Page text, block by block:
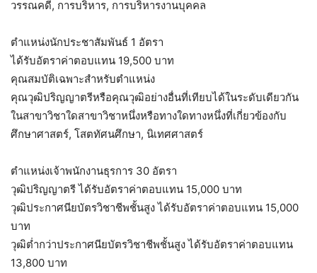
วรรณคดี, การบริหาร, การบริหารงานบุคคล
ตำแหน่งนักประชาสัมพันธ์ 1 อัตรา
ได้รับอัตราค่าตอบแทน 19,500 บาท
คุณสมบัติเฉพาะสำหรับตำแหน่ง
คุณวุฒิปริญญาตรีหรือคุณวุฒิอย่างอื่นที่เทียบได้ในระดับเดียวกัน
ในสาขาวิชาใดสาขาวิชาหนึ่งหรือทางใดทางหนึ่งที่เกี่ยวข้องกับ
ศึกษาศาสตร์, โสตทัศนศึกษา, นิเทศศาสตร์
ตำแหน่งเจ้าพนักงานธุรการ 30 อัตรา
วุฒิปริญญาตรี ได้รับอัตราค่าตอบแทน 15,000 บาท
วุฒิประกาศนียบัตรวิชาชีพชั้นสูง ได้รับอัตราค่าตอบแทน 15,000
บาท
วุฒิต่ำกว่าประกาศนียบัตรวิชาชีพชั้นสูง ได้รับอัตราค่าตอบแทน
13,800 บาท